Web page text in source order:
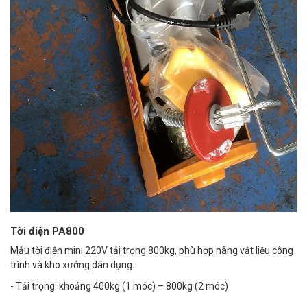
Tời điện PA800
Mẫu tời điện mini 220V tải trọng 800kg, phù hợp nâng vật liệu công
trình và kho xưởng dân dụng.
- Tải trọng: khoảng 400kg (1 móc) – 800kg (2 móc)